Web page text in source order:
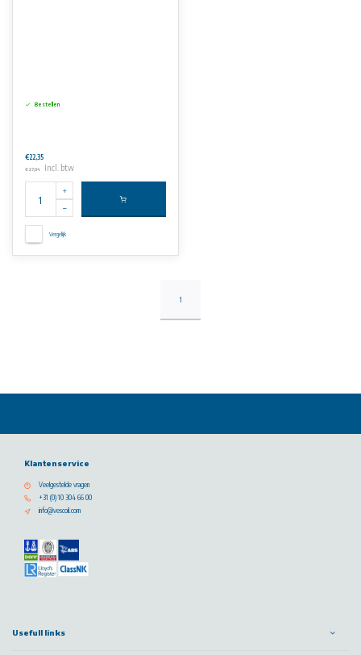
Bestellen
€22,35
€27,04 Incl. btw
Vergelijk
1
Klantenservice
Veelgestelde vragen
+31 (0) 10 304 66 00
info@vescoil.com
Usefull links